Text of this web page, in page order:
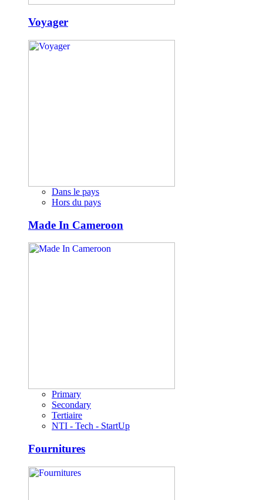
Voyager
Dans le pays
Hors du pays
Made In Cameroon
Primary
Secondary
Tertiaire
NTI - Tech - StartUp
Fournitures